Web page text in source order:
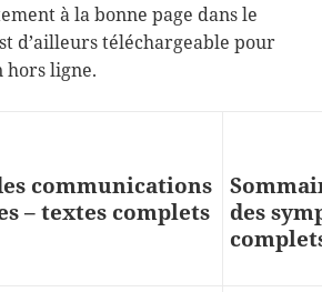
à la bonne page dans le
d’ailleurs téléchargeable pour
hors ligne.
communications
– textes complets
des